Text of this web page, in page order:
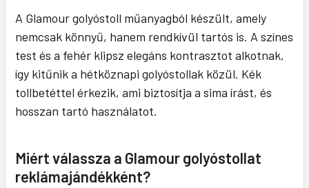
A Glamour golyóstoll műanyagból készült, amely
nemcsak könnyű, hanem rendkívül tartós is. A színes
test és a fehér klipsz elegáns kontrasztot alkotnak,
így kitűnik a hétköznapi golyóstollak közül. Kék
tollbetéttel érkezik, ami biztosítja a sima írást, és
hosszan tartó használatot.
Miért válassza a Glamour golyóstollat
reklámajándékként?